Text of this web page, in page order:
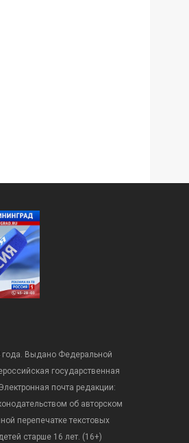
года. Выдано Федеральной
государственная
почта редакции:
об авторском
перепечатке текстовых
старше 16 лет. (16+)